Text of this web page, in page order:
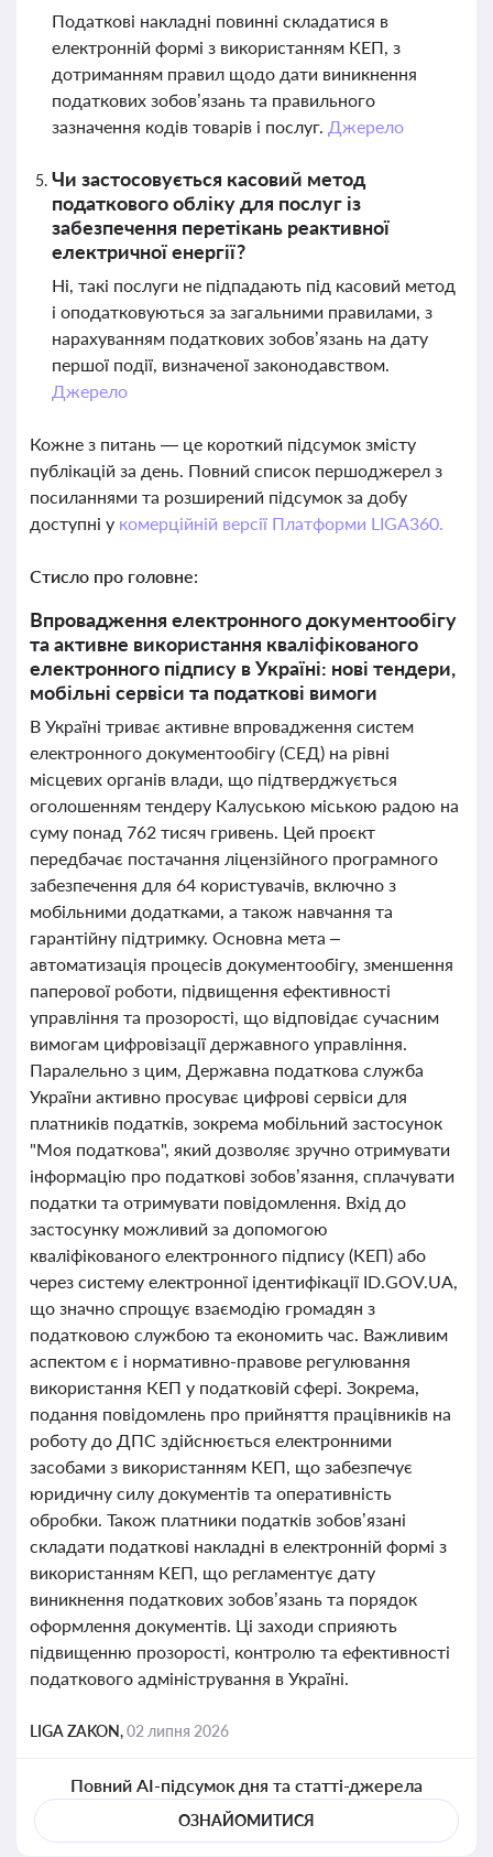
Податкові накладні повинні складатися в
електронній формі з використанням КЕП, з
дотриманням правил щодо дати виникнення
податкових зобов’язань та правильного
зазначення кодів товарів і послуг. Джерело
Чи застосовується касовий метод
податкового обліку для послуг із
забезпечення перетікань реактивної
електричної енергії?
Ні, такі послуги не підпадають під касовий метод
і оподатковуються за загальними правилами, з
нарахуванням податкових зобов’язань на дату
першої події, визначеної законодавством.
Джерело
Кожне з питань — це короткий підсумок змісту
публікацій за день. Повний список першоджерел з
посиланнями та розширений підсумок за добу
доступні у комерційній версії Платформи LIGA360.
Стисло про головне:
Впровадження електронного документообігу
та активне використання кваліфікованого
електронного підпису в Україні: нові тендери,
мобільні сервіси та податкові вимоги
В Україні триває активне впровадження систем
електронного документообігу (СЕД) на рівні
місцевих органів влади, що підтверджується
оголошенням тендеру Калуською міською радою на
суму понад 762 тисяч гривень. Цей проєкт
передбачає постачання ліцензійного програмного
забезпечення для 64 користувачів, включно з
мобільними додатками, а також навчання та
гарантійну підтримку. Основна мета –
автоматизація процесів документообігу, зменшення
паперової роботи, підвищення ефективності
управління та прозорості, що відповідає сучасним
вимогам цифровізації державного управління.
Паралельно з цим, Державна податкова служба
України активно просуває цифрові сервіси для
платників податків, зокрема мобільний застосунок
"Моя податкова", який дозволяє зручно отримувати
інформацію про податкові зобов’язання, сплачувати
податки та отримувати повідомлення. Вхід до
застосунку можливий за допомогою
кваліфікованого електронного підпису (КЕП) або
через систему електронної ідентифікації ID.GOV.UA,
що значно спрощує взаємодію громадян з
податковою службою та економить час. Важливим
аспектом є і нормативно-правове регулювання
використання КЕП у податковій сфері. Зокрема,
подання повідомлень про прийняття працівників на
роботу до ДПС здійснюється електронними
засобами з використанням КЕП, що забезпечує
юридичну силу документів та оперативність
обробки. Також платники податків зобов’язані
складати податкові накладні в електронній формі з
використанням КЕП, що регламентує дату
виникнення податкових зобов’язань та порядок
оформлення документів. Ці заходи сприяють
підвищенню прозорості, контролю та ефективності
податкового адміністрування в Україні.
LIGA ZAKON,02 липня 2026
Повний AI-підсумок дня та статті-джерела
ОЗНАЙОМИТИСЯ